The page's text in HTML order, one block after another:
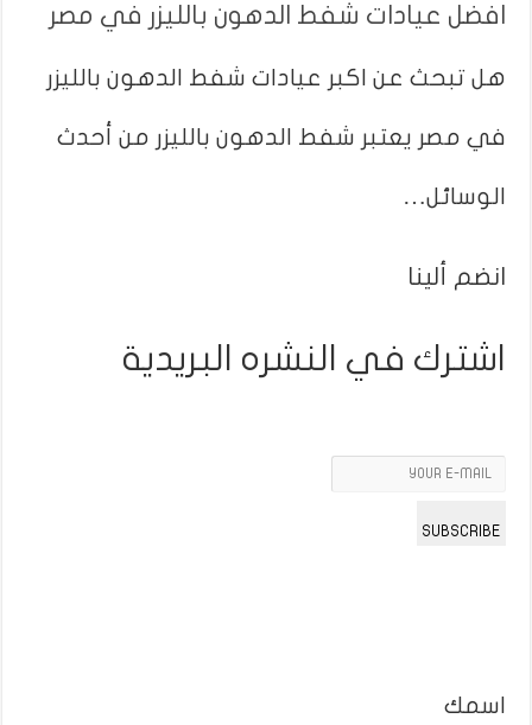
افضل عيادات شفط الدهون بالليزر في مصر
هل تبحث عن اكبر عيادات شفط الدهون بالليزر
في مصر يعتبر شفط الدهون بالليزر من أحدث
الوسائل…
انضم ألينا
اشترك في النشره البريدية
SUBSCRIBE
اسمك